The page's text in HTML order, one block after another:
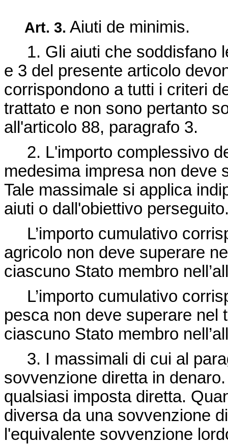
Art. 3. Aiuti de minimis.
1. Gli aiuti che soddisfano
e 3 del presente articolo
corrispondono a tutti i criteri
trattato e non sono pertanto
all'articolo 88, paragrafo 3.
2. L'importo complessivo
medesima impresa non deve
Tale massimale si applica
aiuti o dall'obiettivo
L’importo cumulativo
agricolo non deve superare
ciascuno Stato membro
L’importo cumulativo
pesca non deve superare nel
ciascuno Stato membro
3. I massimali di cui al
sovvenzione diretta in
qualsiasi imposta diretta.
diversa da una sovvenzione
l'equivalente sovvenzione